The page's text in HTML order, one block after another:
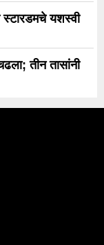
स्टारडमचे यशस्वी
तीन तासांनी